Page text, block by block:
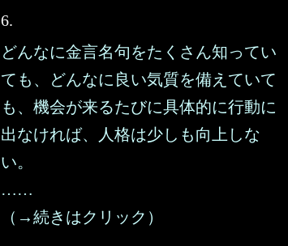
6.
どんなに金言名句をたくさん知ってい
ても、どんなに良い気質を備えていて
も、機会が来るたびに具体的に行動に
出なければ、人格は少しも向上しな
い。
……
（→続きはクリック）